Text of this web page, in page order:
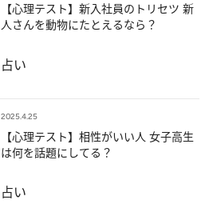
【心理テスト】新入社員のトリセツ 新
人さんを動物にたとえるなら？
占い
2025.4.25
【心理テスト】相性がいい人 女子高生
は何を話題にしてる？
占い